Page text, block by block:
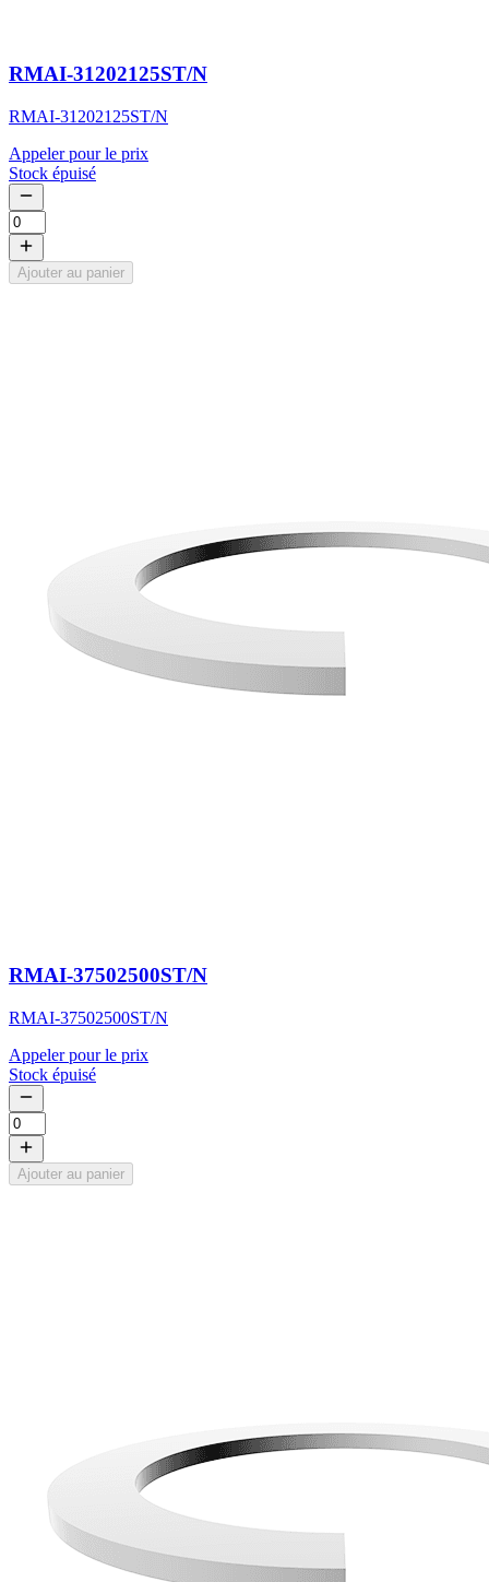
RMAI-31202125ST/N
RMAI-31202125ST/N
Appeler pour le prix
Stock épuisé
Ajouter au panier
RMAI-37502500ST/N
RMAI-37502500ST/N
Appeler pour le prix
Stock épuisé
Ajouter au panier